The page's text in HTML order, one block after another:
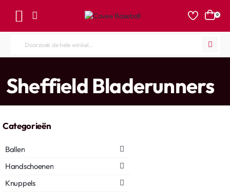
0
Doorzoek
winkel...
Sheffield Bladerunners
Categorieën
Ballen
Handschoenen
Knuppels